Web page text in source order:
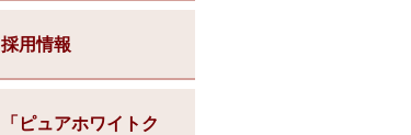
採用情報
「ピュアホワイトク